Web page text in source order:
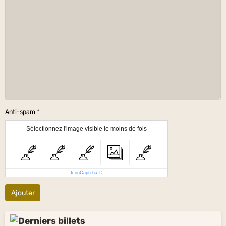
Anti-spam
Sélectionnez l'image visible le moins de fois
IconCaptcha ©
Ajouter